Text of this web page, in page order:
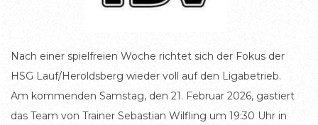
Nach einer spielfreien Woche richtet sich der Fokus der
HSG Lauf/Heroldsberg wieder voll auf den Ligabetrieb.
Am kommenden Samstag, den 21. Februar 2026, gastiert
das Team von Trainer Sebastian Wilfling um 19:30 Uhr in